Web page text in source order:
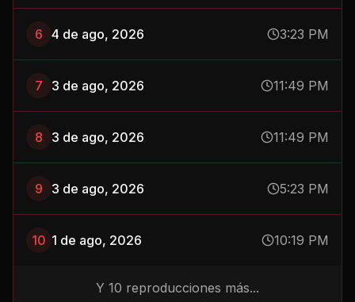
6 4 de ago, 2026 3:23 PM
7 3 de ago, 2026 11:49 PM
8 3 de ago, 2026 11:49 PM
9 3 de ago, 2026 5:23 PM
10 1 de ago, 2026 10:19 PM
Y 10 reproducciones más...